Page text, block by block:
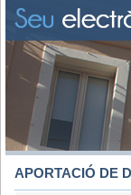
APORTACIÓ DE